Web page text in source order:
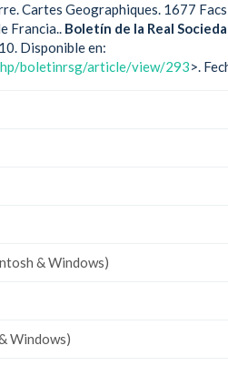
Cartes Geographiques. 1677
Francia.. Boletín de la Real
Disponible en:
boletinrsg/article/view/293>.
& Windows)
Windows)